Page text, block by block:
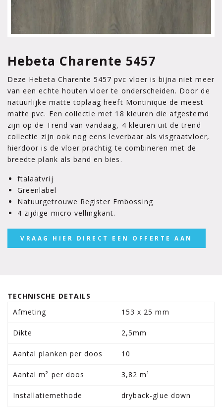
Hebeta Charente 5457
Deze Hebeta Charente 5457 pvc vloer is bijna niet meer
van een echte houten vloer te onderscheiden. Door de
natuurlijke matte toplaag heeft Montinique de meest
matte pvc. Een collectie met 18 kleuren die afgestemd
zijn op de Trend van vandaag, 4 kleuren uit de trend
collectie zijn ook nog eens leverbaar als visgraatvloer,
hierdoor is de vloer prachtig te combineren met de
breedte plank als band en bies.
ftalaatvrij
Greenlabel
Natuurgetrouwe Register Embossing
4 zijdige micro vellingkant.
VRAAG HIER DIRECT EEN OFFERTE AAN
TECHNISCHE DETAILS
Afmeting
153 x 25 mm
Dikte 2,5mm
Aantal planken per doos 10
Aantal m² per doos 3,82 m¹
Installatiemethode dryback-glue down